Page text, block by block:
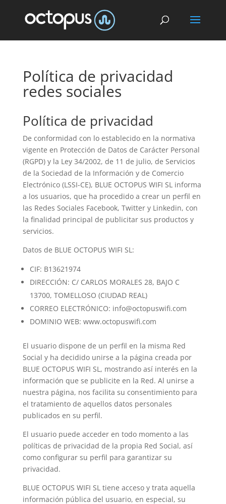
Política de privacidad
redes sociales
Política de privacidad
De conformidad con lo establecido en la normativa
vigente en Protección de Datos de Carácter Personal
(RGPD) y la Ley 34/2002, de 11 de julio, de Servicios
de la Sociedad de la Información y de Comercio
Electrónico (LSSI-CE), BLUE OCTOPUS WIFI SL informa
a los usuarios, que ha procedido a crear un perfil en
las Redes Sociales Facebook, Twitter y Linkedin, con
la finalidad principal de publicitar sus productos y
servicios.
Datos de BLUE OCTOPUS WIFI SL:
CIF: B13621974
DIRECCIÓN: C/ CARLOS MORALES 28, BAJO C
13700, TOMELLOSO (CIUDAD REAL)
CORREO ELECTRÓNICO: info@octopuswifi.com
DOMINIO WEB: www.octopuswifi.com
El usuario dispone de un perfil en la misma Red
Social y ha decidido unirse a la página creada por
BLUE OCTOPUS WIFI SL, mostrando así interés en la
información que se publicite en la Red. Al unirse a
nuestra página, nos facilita su consentimiento para
el tratamiento de aquellos datos personales
publicados en su perfil.
El usuario puede acceder en todo momento a las
políticas de privacidad de la propia Red Social, así
como configurar su perfil para garantizar su
privacidad.
BLUE OCTOPUS WIFI SL tiene acceso y trata aquella
información pública del usuario, en especial, su